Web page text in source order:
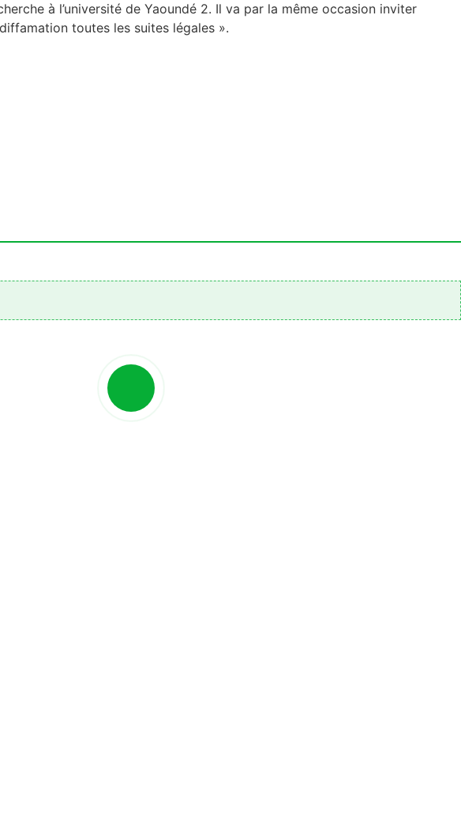
à l’université de Yaoundé 2. Il va par la même occasion inviter
toutes les suites légales ».